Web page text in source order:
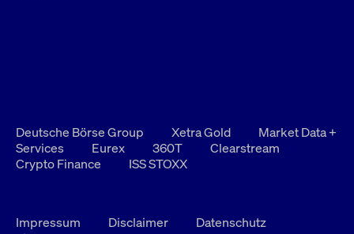
Deutsche Börse Group Xetra Gold
Market Data +
Services
Eurex 360T
Clearstream
Crypto Finance
ISS STOXX
Impressum Disclaimer
Datenschutz